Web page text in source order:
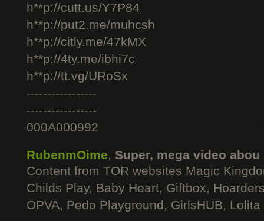
h**p://cutt.us/Y7P84
h**p://put2.me/muhcsh
h**p://citly.me/47kMX
h**p://4ty.me/ibhi7c
h**p://tt.vg/URoSx
-----------------
-----------------
000A000992
RubenmOime, Super, mega video abou
Content from TOR websites Magic
Childs Play, Baby Heart, Giftbox,
OPVA, Pedo Playground, GirlsHUB, Lolita